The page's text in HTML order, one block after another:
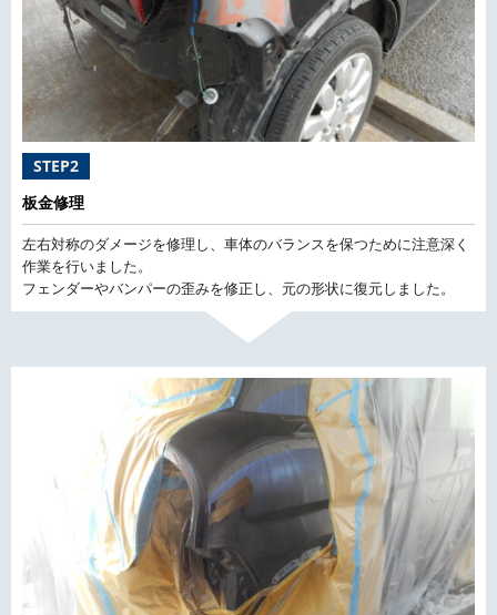
STEP2
板金修理
左右対称のダメージを修理し、車体のバランスを保つために注意深く
作業を行いました。
フェンダーやバンパーの歪みを修正し、元の形状に復元しました。